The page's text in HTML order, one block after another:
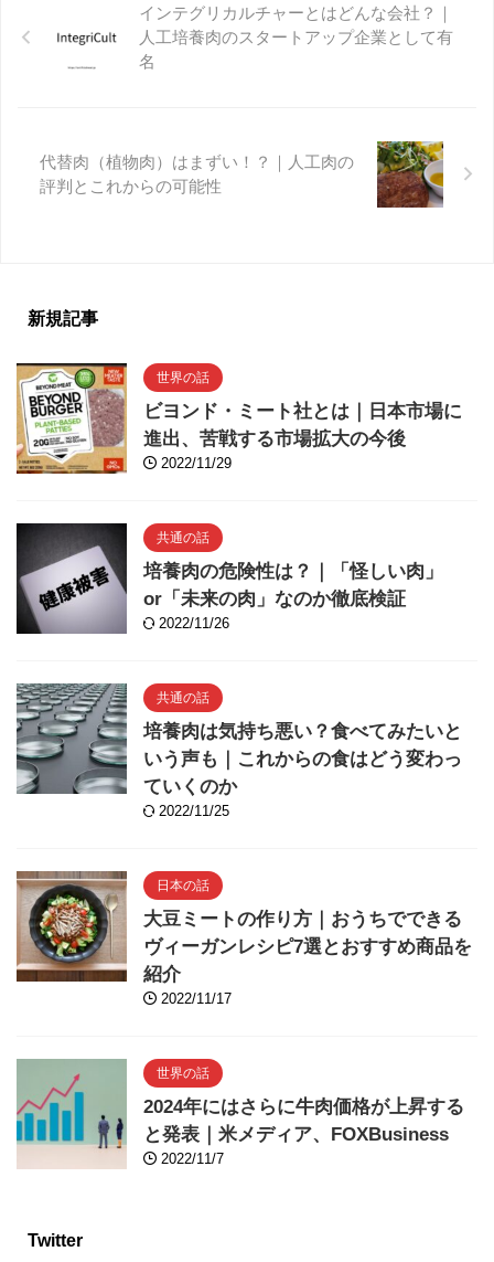
インテグリカルチャーとはどんな会社？｜
人工培養肉のスタートアップ企業として有
名
代替肉（植物肉）はまずい！？｜人工肉の
評判とこれからの可能性
新規記事
世界の話
ビヨンド・ミート社とは｜日本市場に
進出、苦戦する市場拡大の今後
2022/11/29
共通の話
培養肉の危険性は？｜「怪しい肉」
or「未来の肉」なのか徹底検証
2022/11/26
共通の話
培養肉は気持ち悪い？食べてみたいと
いう声も｜これからの食はどう変わっ
ていくのか
2022/11/25
日本の話
大豆ミートの作り方｜おうちでできる
ヴィーガンレシピ7選とおすすめ商品を
紹介
2022/11/17
世界の話
2024年にはさらに牛肉価格が上昇する
と発表｜米メディア、FOXBusiness
2022/11/7
Twitter